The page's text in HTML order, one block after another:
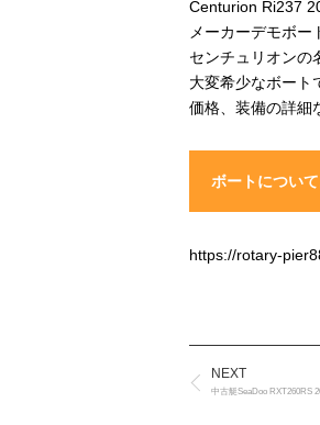
Centurion Ri237
メーカーデモボー
センチュリオンの
大変希少なボート
価格、装備の詳細
ボートについ
https://rotary-
NEXT
中古艇SeaDoo RXT260RS